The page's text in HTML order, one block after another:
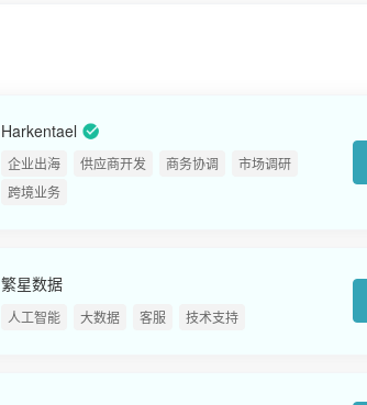
Harkentael
企业出海 供应商开发 商务协调
市场调研
跨境业务
繁星数据
人工智能 大数据 客服 技术支持